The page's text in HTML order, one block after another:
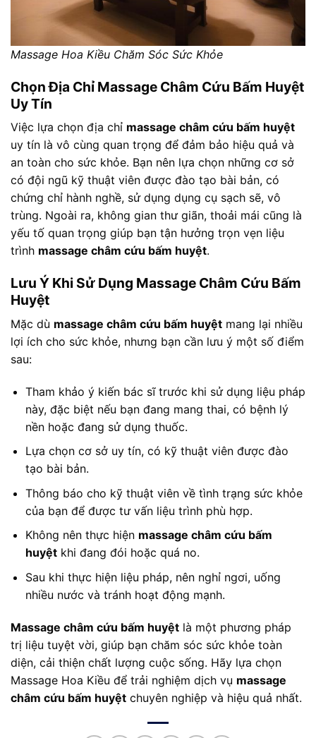
Massage Hoa Kiều Chăm Sóc Sức Khỏe
Chọn Địa Chỉ Massage Châm Cứu Bấm Huyệt
Uy Tín
Việc lựa chọn địa chỉ massage châm cứu bấm huyệt
uy tín là vô cùng quan trọng để đảm bảo hiệu quả và
an toàn cho sức khỏe. Bạn nên lựa chọn những cơ sở
có đội ngũ kỹ thuật viên được đào tạo bài bản, có
chứng chỉ hành nghề, sử dụng dụng cụ sạch sẽ, vô
trùng. Ngoài ra, không gian thư giãn, thoải mái cũng là
yếu tố quan trọng giúp bạn tận hưởng trọn vẹn liệu
trình massage châm cứu bấm huyệt.
Lưu Ý Khi Sử Dụng Massage Châm Cứu Bấm
Huyệt
Mặc dù massage châm cứu bấm huyệt mang lại nhiều
lợi ích cho sức khỏe, nhưng bạn cần lưu ý một số điểm
sau:
Tham khảo ý kiến bác sĩ trước khi sử dụng liệu pháp
này, đặc biệt nếu bạn đang mang thai, có bệnh lý
nền hoặc đang sử dụng thuốc.
Lựa chọn cơ sở uy tín, có kỹ thuật viên được đào
tạo bài bản.
Thông báo cho kỹ thuật viên về tình trạng sức khỏe
của bạn để được tư vấn liệu trình phù hợp.
Không nên thực hiện massage châm cứu bấm
huyệtkhi đang đói hoặc quá no.
Sau khi thực hiện liệu pháp, nên nghỉ ngơi, uống
nhiều nước và tránh hoạt động mạnh.
Massage châm cứu bấm huyệt là một phương pháp
trị liệu tuyệt vời, giúp bạn chăm sóc sức khỏe toàn
diện, cải thiện chất lượng cuộc sống. Hãy lựa chọn
Massage Hoa Kiều để trải nghiệm dịch vụ massage
châm cứu bấm huyệt chuyên nghiệp và hiệu quả nhất.